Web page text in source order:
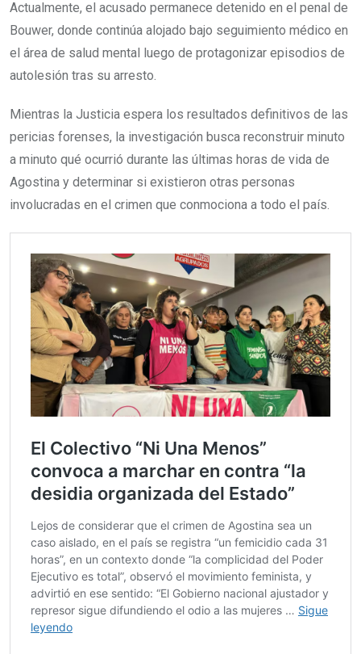
Actualmente, el acusado permanece detenido en el penal de
Bouwer, donde continúa alojado bajo seguimiento médico en
el área de salud mental luego de protagonizar episodios de
autolesión tras su arresto.
Mientras la Justicia espera los resultados definitivos de las
pericias forenses, la investigación busca reconstruir minuto
a minuto qué ocurrió durante las últimas horas de vida de
Agostina y determinar si existieron otras personas
involucradas en el crimen que conmociona a todo el país.